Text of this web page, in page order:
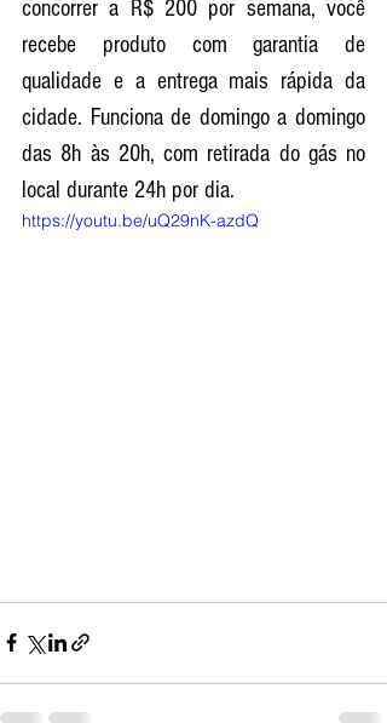
concorrer a R$ 200 por semana, você
recebe produto com garantia de
qualidade e a entrega mais rápida da
cidade. Funciona de domingo a domingo
das 8h às 20h, com retirada do gás no
local durante 24h por dia.
https://youtu.be/uQ29nK-azdQ